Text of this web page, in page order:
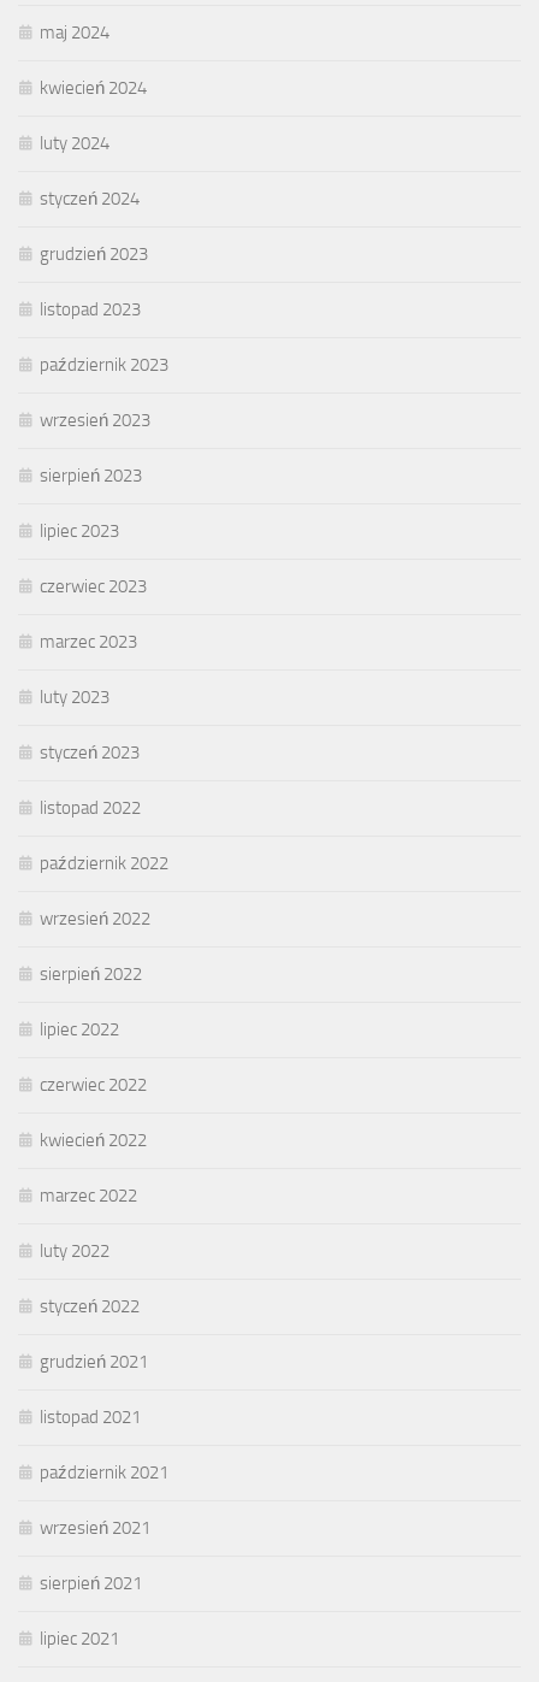
maj 2024
kwiecień 2024
luty 2024
styczeń 2024
grudzień 2023
listopad 2023
październik 2023
wrzesień 2023
sierpień 2023
lipiec 2023
czerwiec 2023
marzec 2023
luty 2023
styczeń 2023
listopad 2022
październik 2022
wrzesień 2022
sierpień 2022
lipiec 2022
czerwiec 2022
kwiecień 2022
marzec 2022
luty 2022
styczeń 2022
grudzień 2021
listopad 2021
październik 2021
wrzesień 2021
sierpień 2021
lipiec 2021